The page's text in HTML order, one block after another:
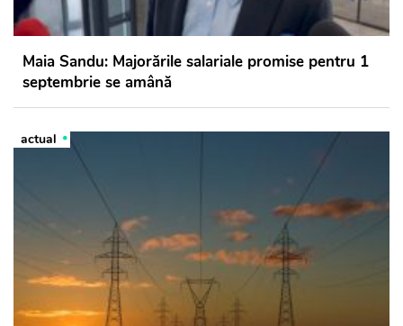
Maia Sandu: Majorările salariale promise pentru 1
septembrie se amână
actual